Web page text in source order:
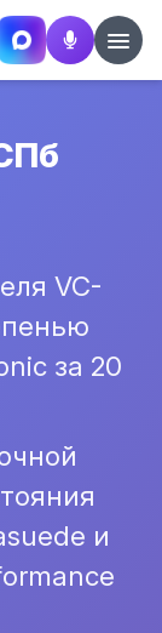
VC-
за 20
и